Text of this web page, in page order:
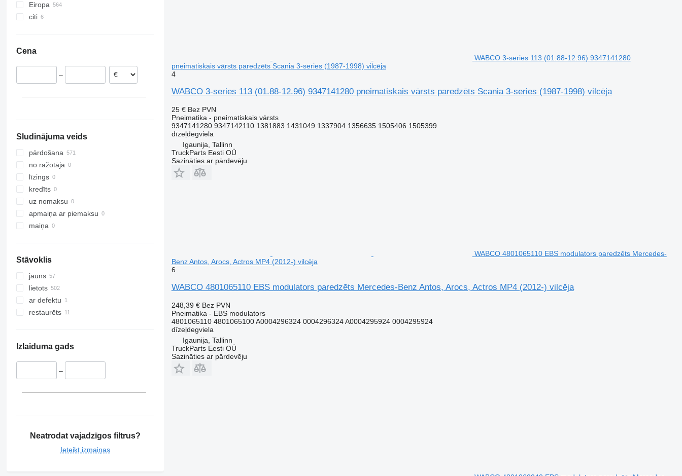
Eiropa
Portugāle
Nīderlande
citi
Cena
–
Sludinājuma veids
pārdošana
no ražotāja
līzings
kredīts
uz nomaksu
apmaiņa ar piemaksu
maiņa
Stāvoklis
jauns
lietots
ar defektu
restaurēts
Izlaiduma gads
–
Neatrodat vajadzīgos filtrus?
Ieteikt izmaiņas
WABCO 3-series 113 (01.88-12.96) 9347141280
pneimatiskais vārsts paredzēts Scania 3-series (1987-1998) vilcēja
4
WABCO 3-series 113 (01.88-12.96) 9347141280 pneimatiskais vārsts paredzēts Scania 3-series (1987-1998) vilcēja
25 € Bez PVN
Pneimatika - pneimatiskais vārsts
9347141280 9347142110 1381883 1431049 1337904 1356635 1505406 1505399
dīzeļdegviela
Igaunija, Tallinn
TruckParts Eesti OÜ
Sazināties ar pārdevēju
WABCO 4801065110 EBS modulators paredzēts Mercedes-
Benz Antos, Arocs, Actros MP4 (2012-) vilcēja
6
WABCO 4801065110 EBS modulators paredzēts Mercedes-Benz Antos, Arocs, Actros MP4 (2012-) vilcēja
248,39 € Bez PVN
Pneimatika - EBS modulators
4801065110 4801065100 A0004296324 0004296324 A0004295924 0004295924
dīzeļdegviela
Igaunija, Tallinn
TruckParts Eesti OÜ
Sazināties ar pārdevēju